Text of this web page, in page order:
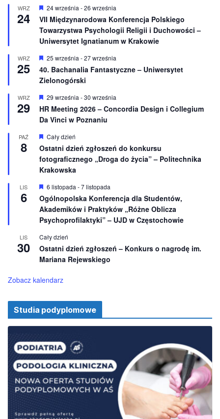
n
i
o
n
e
WRZ
24
W
y
r
ó
ż
n
i
o
n
e
24 września -26 września
VII Międzynarodowa Konferencja Polskiego
Towarzystwa Psychologii Religii i Duchowości –
Uniwersytet Ignatianum w Krakowie
WRZ
25
W
r
ó
n
i
o
n
25 września -27 września
40. Bachanalia Fantastyczne – Uniwersytet
Zielonogórski
WRZ
29
W
y
r
ó
n
o
n
e
29 września -30 września
HR Meeting 2026 – Concordia Design i Collegium
Da Vinci w Poznaniu
PAŹ
8
W
r
ó
ż
n
i
o
n
e
Cały dzień
Ostatni dzień zgłoszeń do konkursu
fotograficznego „Droga do życia” – Politechnika
Krakowska
LIS
6
W
r
ó
ż
n
o
n
e
6 listopada -7 listopada
Ogólnopolska Konferencja dla Studentów,
Akademików i Praktyków „Różne Oblicza
Psychoprofilaktyki” – UJD w Częstochowie
LIS
30
Cały dzień
Ostatni dzień zgłoszeń – Konkurs o nagrodę im.
Mariana Rejewskiego
Zobacz kalendarz
Studia podyplomowe